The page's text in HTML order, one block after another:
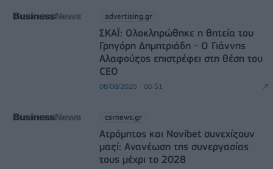
advertising.gr
ΣΚΑΪ: Ολοκληρώθηκε η θητεία του
Γρηγόρη Δημητριάδη - Ο Γιάννης
Αλαφούζος επιστρέφει στη θέση του
CEO
08/08/2026 - 06:51
csrnews.gr
Ατρόμητος και Novibet συνεχίζουν
μαζί: Ανανέωση της συνεργασίας
τους μέχρι το 2028